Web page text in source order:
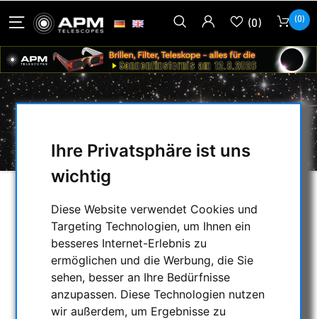
Ihre Privatsphäre ist uns
wichtig
Diese Website verwendet Cookies und
Targeting Technologien, um Ihnen ein
besseres Internet-Erlebnis zu
ermöglichen und die Werbung, die Sie
sehen, besser an Ihre Bedürfnisse
anzupassen. Diese Technologien nutzen
wir außerdem, um Ergebnisse zu
(0) (0)
AUSWAHL
KATEGORIEN
NACHTSICHTGERÄTE , WÄRMEKAMERAS &
ENTFERNUNGSMESSER